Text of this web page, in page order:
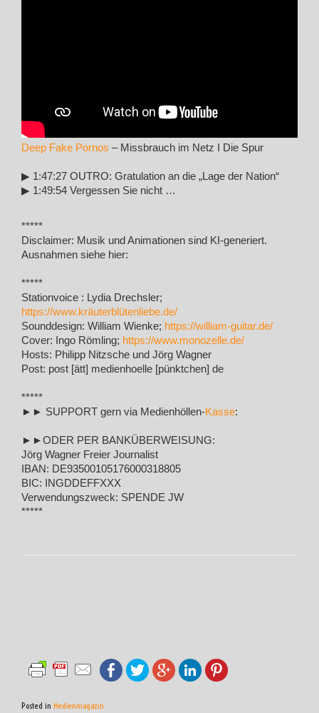
Deep Fake Pornos – Missbrauch im Netz I Die Spur
▶︎ 1:47:27 OUTRO: Gratulation an die „Lage der Nation“
▶︎ 1:49:54 Vergessen Sie nicht …
*****
Disclaimer: Musik und Animationen sind KI-generiert.
Ausnahmen siehe hier:
*****
Stationvoice : Lydia Drechsler;
https://www.kräuterblütenliebe.de/
Sounddesign: William Wienke; https://william-guitar.de/
Cover: Ingo Römling; https://www.monozelle.de/
Hosts: Philipp Nitzsche und Jörg Wagner
Post: post [ätt] medienhoelle [pünktchen] de
*****
►► SUPPORT gern via Medienhöllen-Kasse:
►►ODER PER BANKÜBERWEISUNG:
Jörg Wagner Freier Journalist
IBAN: DE93500105176000318805
BIC: INGDDEFFXXX
Verwendungszweck: SPENDE JW
*****
Posted in Medienmagazin